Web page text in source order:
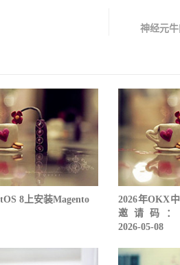
神经元
8上安装Magento
2026年OKX
邀请码：
2026-05-08